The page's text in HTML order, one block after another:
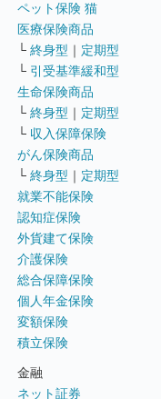
ペット保険 猫
医療保険商品
└ 終身型 ｜ 定期型
└ 引受基準緩和型
生命保険商品
└ 終身型 ｜ 定期型
└ 収入保障保険
がん保険商品
└ 終身型 ｜ 定期型
就業不能保険
認知症保険
外貨建て保険
介護保険
総合保障保険
個人年金保険
変額保険
積立保険
金融
ネット証券